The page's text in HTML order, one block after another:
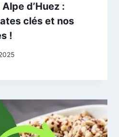
d’Huez :
clés et nos
!